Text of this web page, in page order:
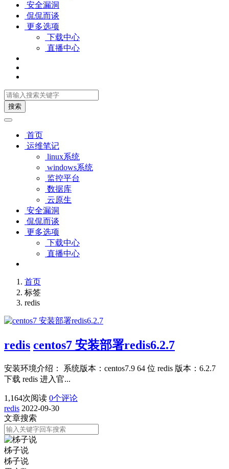
安全漏洞
侃侃而谈
更多选项
下载中心
直播中心
搜索
首页
运维笔记
linux系统
windows系统
监控平台
数据库
云原生
安全漏洞
侃侃而谈
更多选项
下载中心
直播中心
首页
标签
redis
redis centos7 安装部署redis6.2.7
安装环境介绍： 系统版本：centos7.9 64 位 redis 版本：6.2.7
下载 redis 进入官...
1,164次阅读 0个评论
redis 2022-09-30
文章搜索
柹子说
柹子说